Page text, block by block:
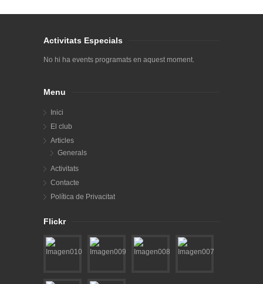
Activitats Especials
No hi ha events programats en aquest moment.
Menu
Inici
El club
Articles
Generals
Activitats
Contacte
Política de Privacitat
Flickr